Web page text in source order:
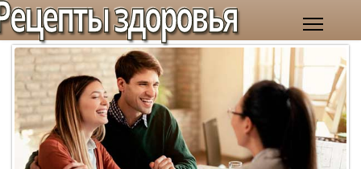
здоровья